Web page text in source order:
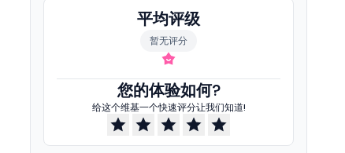
平均评级
暂无评分
您的体验如何?
给这个维基一个快速评分让我们知道!